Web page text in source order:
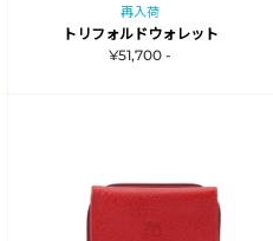
再入荷
トリフォルドウォレット
¥51,700 -